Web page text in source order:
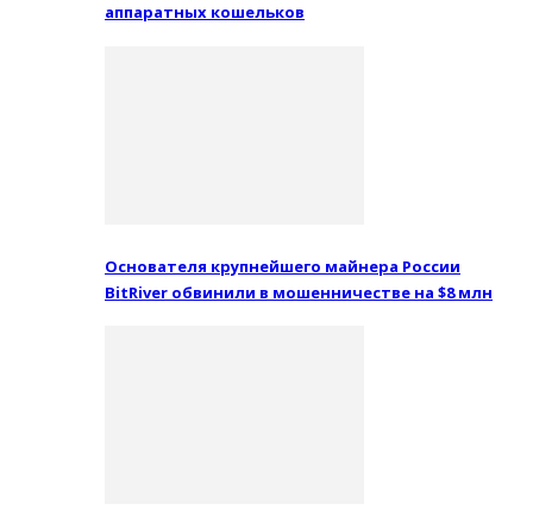
аппаратных кошельков
Основателя крупнейшего майнера России
BitRiver обвинили в мошенничестве на $8 млн